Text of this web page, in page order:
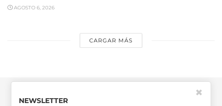
AGOSTO 6, 2026
CARGAR MÁS
NEWSLETTER
✖